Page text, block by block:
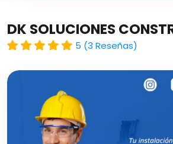
DK SOLUCIONES
5 (3 Reseñas)